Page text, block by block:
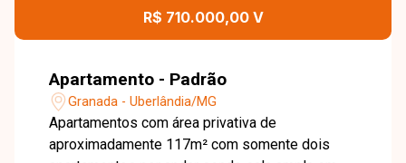
R$ 710.000,00 V
Apartamento - Padrão
Granada - Uberlândia/MG
Apartamentos com área privativa de
aproximadamente 117m² com somente dois